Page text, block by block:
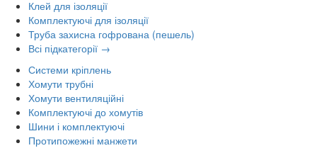
Клей для ізоляції
Комплектуючі для ізоляції
Труба захисна гофрована (пешель)
Всі підкатегорії →
Системи кріплень
Хомути трубні
Хомути вентиляційні
Комплектуючі до хомутів
Шини і комплектуючі
Протипожежні манжети